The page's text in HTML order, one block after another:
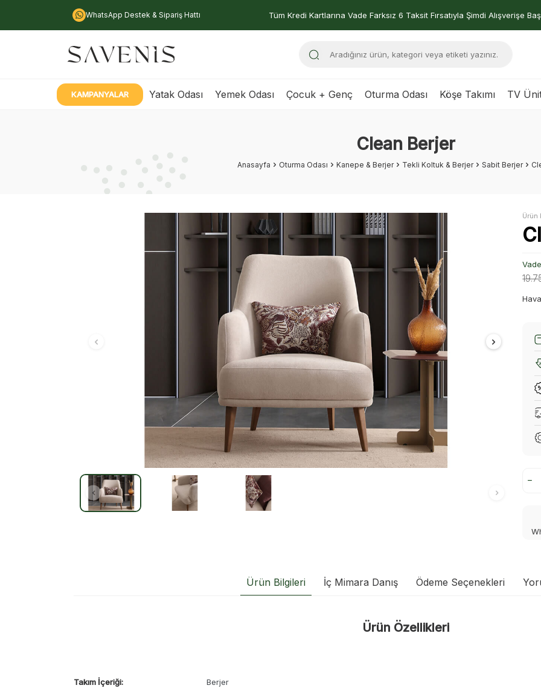
WhatsApp Destek & Sipariş Hattı Tüm Kredi Kartlarına Vade Farksız 6 Taksit Fırsatıyla Şimdi Alışverişe
KAMPANYALAR Yatak Odası Yemek Odası Çocuk + Genç Oturma Odası Köşe Takımı TV
Clean Berjer
Anasayfa Oturma Odası Kanepe & Berjer Tekli Koltuk & Berjer Sabit Berjer
Ürün
Ürün Bilgileri İç Mimara Danış Ödeme Seçenekleri
Ürün Özellikleri
Takım İçeriği: Berjer